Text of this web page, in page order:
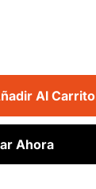
Al Carrito
Ahora